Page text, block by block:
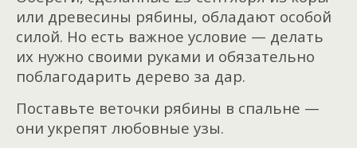
или древесины рябины, обладают особой
силой. Но есть важное условие — делать
их нужно своими руками и обязательно
поблагодарить дерево за дар.
Поставьте веточки рябины в спальне —
они укрепят любовные узы.